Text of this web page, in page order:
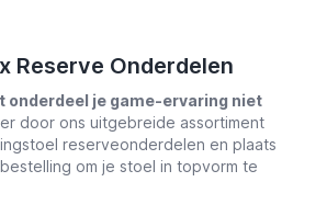
Reserve Onderdelen
onderdeel je game-ervaring niet
door ons uitgebreide assortiment
reserveonderdelen en plaats
om je stoel in topvorm te